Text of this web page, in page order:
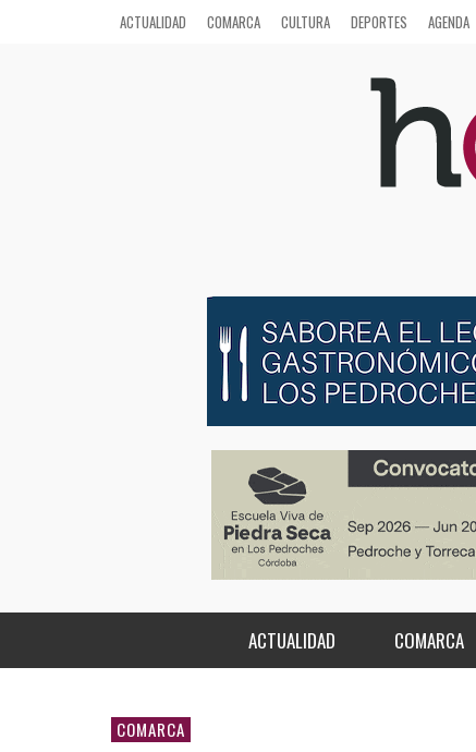
ACTUALIDAD COMARCA CULTURA DEPORTES AGENDA
ACTUALIDAD COMARCA
COMARCA